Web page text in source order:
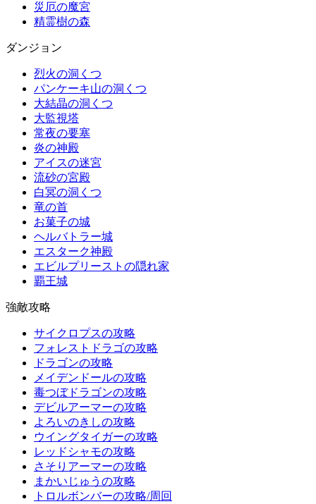
災厄の魔宮
精霊樹の森
ダンジョン
烈火の洞くつ
パンケーキ山の洞くつ
大結晶の洞くつ
大監視塔
常夜の要塞
炎の神殿
アイスの迷宮
流砂の宮殿
白冥の洞くつ
竜の首
お菓子の城
ヘルバトラー城
エスターク神殿
エビルプリーストの隠れ家
覇王城
強敵攻略
サイクロプスの攻略
フォレストドラゴの攻略
ドラゴンの攻略
メイデンドールの攻略
毒つぼドラゴンの攻略
デビルアーマーの攻略
よろいのきしの攻略
ウイングタイガーの攻略
レッドシャモの攻略
さそりアーマーの攻略
まかいじゅうの攻略
トロルボンバーの攻略/周回